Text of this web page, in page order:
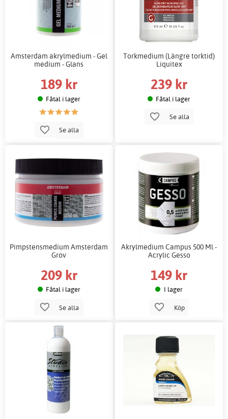
Amsterdam akrylmedium - Gel
medium - Glans
189 kr
Fåtal i lager
Se alla
Torkmedium (Längre torktid)
Liquitex
239 kr
Fåtal i lager
Se alla
Pimpstensmedium Amsterdam
Grov
209 kr
Fåtal i lager
Se alla
Akrylmedium Campus 500 Ml -
Acrylic Gesso
149 kr
I lager
Köp